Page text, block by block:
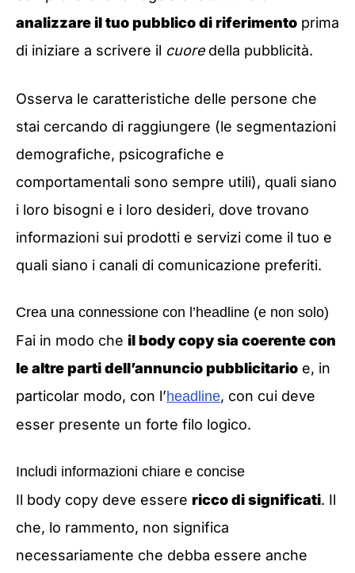
analizzare il tuo pubblico di riferimento prima
di iniziare a scrivere il cuore della pubblicità.
Osserva le caratteristiche delle persone che
stai cercando di raggiungere (le segmentazioni
demografiche, psicografiche e
comportamentali sono sempre utili), quali siano
i loro bisogni e i loro desideri, dove trovano
informazioni sui prodotti e servizi come il tuo e
quali siano i canali di comunicazione preferiti.
Crea una connessione con l’headline (e non solo)
Fai in modo che il body copy sia coerente con
le altre parti dell’annuncio pubblicitario e, in
particolar modo, con l’headline, con cui deve
esser presente un forte filo logico.
Includi informazioni chiare e concise
Il body copy deve essere ricco di significati. Il
che, lo rammento, non significa
necessariamente che debba essere anche